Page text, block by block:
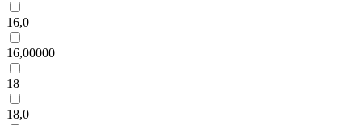
16,0
16,00000
18
18,0